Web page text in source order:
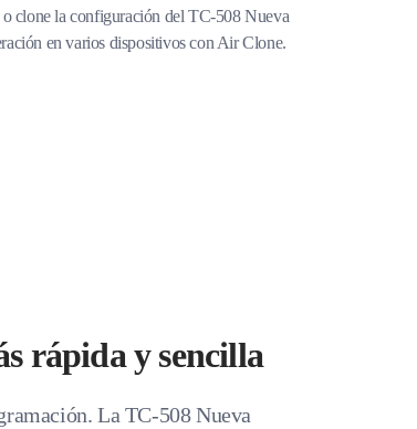
clone la configuración del TC-508 Nueva
en varios dispositivos con Air Clone.
rápida y sencilla
La TC-508 Nueva